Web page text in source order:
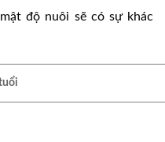
độ nuôi sẽ có sự khác